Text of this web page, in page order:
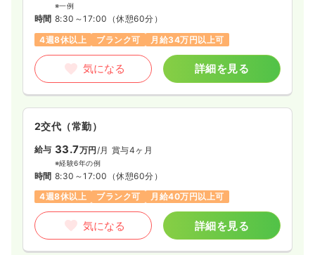
気になる
透析 正看護師 一般病院
日勤のみ（常勤） 一時募集休止
給与 28.7万円〜
※経験11年の例
時間 7:30～16:30
日曜休み
4週8休以上
気になる 詳細を見る
内視鏡正看護師 一般病院
※一例
時間 8:30～17:00 （休憩60分）
4週8休以上
ブランク可 月給34万円以上可
気になる 詳細を見る
2交代（常勤）
給与 33.7万円 /月 賞与4ヶ月
※経験6年の例
時間 8:30～17:00 （休憩60分）
4週8休以上
ブランク可 月給40万円以上可
気になる 詳細を見る